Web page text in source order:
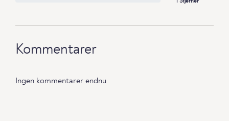
Kommentarer
Ingen kommentarer endnu